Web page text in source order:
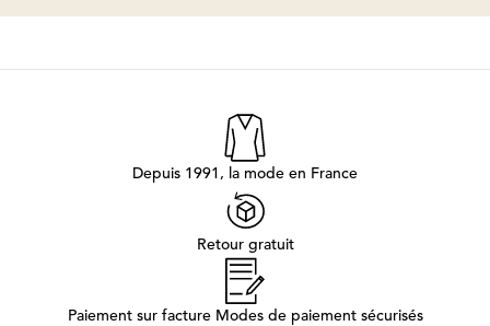
Depuis 1991, la mode en France
Retour gratuit
Paiement sur facture Modes de paiement sécurisés